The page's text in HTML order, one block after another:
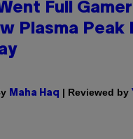
Full
Plasma Peak
Maha Haq | Reviewed by